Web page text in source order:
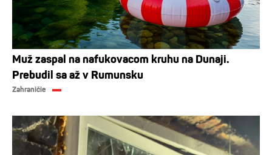
Muž zaspal na nafukovacom kruhu na Dunaji.
Prebudil sa až v Rumunsku
Zahraničie